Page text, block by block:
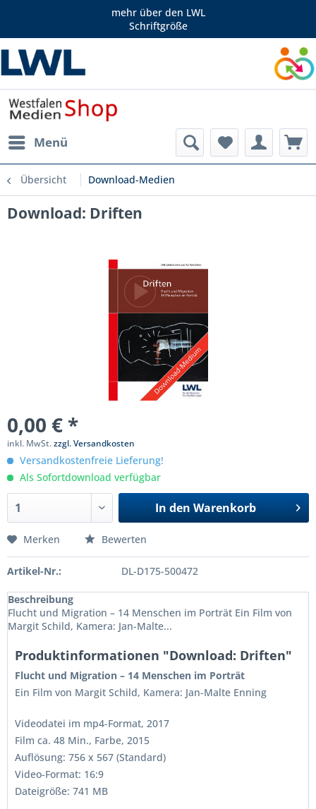
mehr über den LWL
Schriftgröße
Menü
Übersicht Download-Medien
Download: Driften
0,00 € *
inkl. MwSt.zzgl. Versandkosten
Versandkostenfreie Lieferung!
Als Sofortdownload verfügbar
In den Warenkorb
Merken Bewerten
Artikel-Nr.: DL-D175-500472
Beschreibung
Flucht und Migration – 14 Menschen im Porträt Ein Film von
Margit Schild, Kamera: Jan-Malte...
Produktinformationen "Download: Driften"
Flucht und Migration – 14 Menschen im Porträt
Ein Film von Margit Schild, Kamera: Jan-Malte Enning
Videodatei im mp4-Format, 2017
Film ca. 48 Min., Farbe, 2015
Auflösung: 756 x 567 (Standard)
Video-Format: 16:9
Dateigröße: 741 MB